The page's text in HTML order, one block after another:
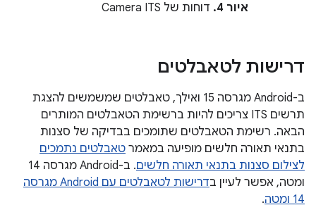
איור 4. דוחות של Camera ITS
דרישות לטאבלטים
ב-Android מגרסה 15 ואילך, טאבלטים שמשמשים להצגת
תרשים ITS צריכים להיות ברשימת הטאבלטים המותרים
הבאה. רשימת הטאבלטים שתומכים בבדיקה של סצנות
בתנאי תאורה חלשים מופיעה במאמר טאבלטים נתמכים
לצילום סצנות בתנאי תאורה חלשים
. ב-Android מגרסה 14
ומטה, אפשר לעיין ב
דרישות לטאבלטים עם Android מגרסה
14 ומטה
.